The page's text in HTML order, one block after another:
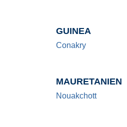
GUINEA
Conakry
MAURETANIEN
Nouakchott